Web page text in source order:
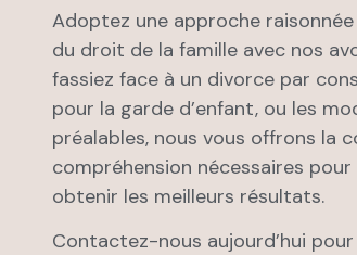
Adoptez une approche
du droit de la famille avec nos
fassiez face à un divorce par
pour la garde d’enfant, ou les
préalables, nous vous offrons la
compréhension nécessaires
obtenir les meilleurs résultats.
Contactez-nous aujourd’hui